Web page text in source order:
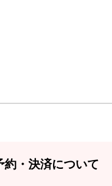
約・決済について